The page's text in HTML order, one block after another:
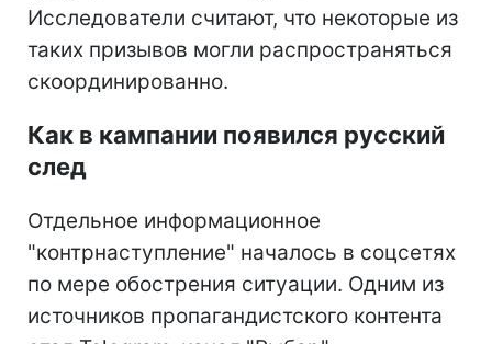
Исследователи считают, что некоторые из
таких призывов могли распространяться
скоординированно.
Как в кампании появился русский
след
Отдельное информационное
"контрнаступление" началось в соцсетях
по мере обострения ситуации. Одним из
источников пропагандистского контента